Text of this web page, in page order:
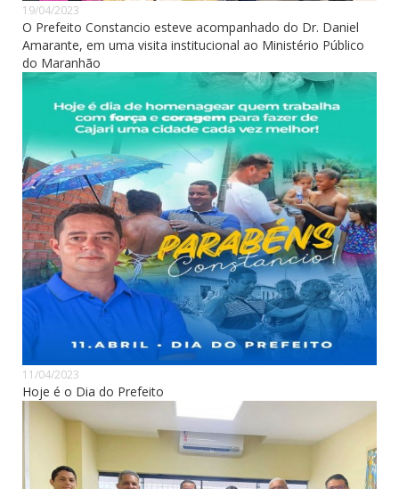
19/04/2023
O Prefeito Constancio esteve acompanhado do Dr. Daniel
Amarante, em uma visita institucional ao Ministério Público
do Maranhão
11/04/2023
Hoje é o Dia do Prefeito